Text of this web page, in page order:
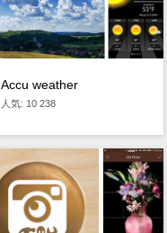
Accu weather
人気: 10 238